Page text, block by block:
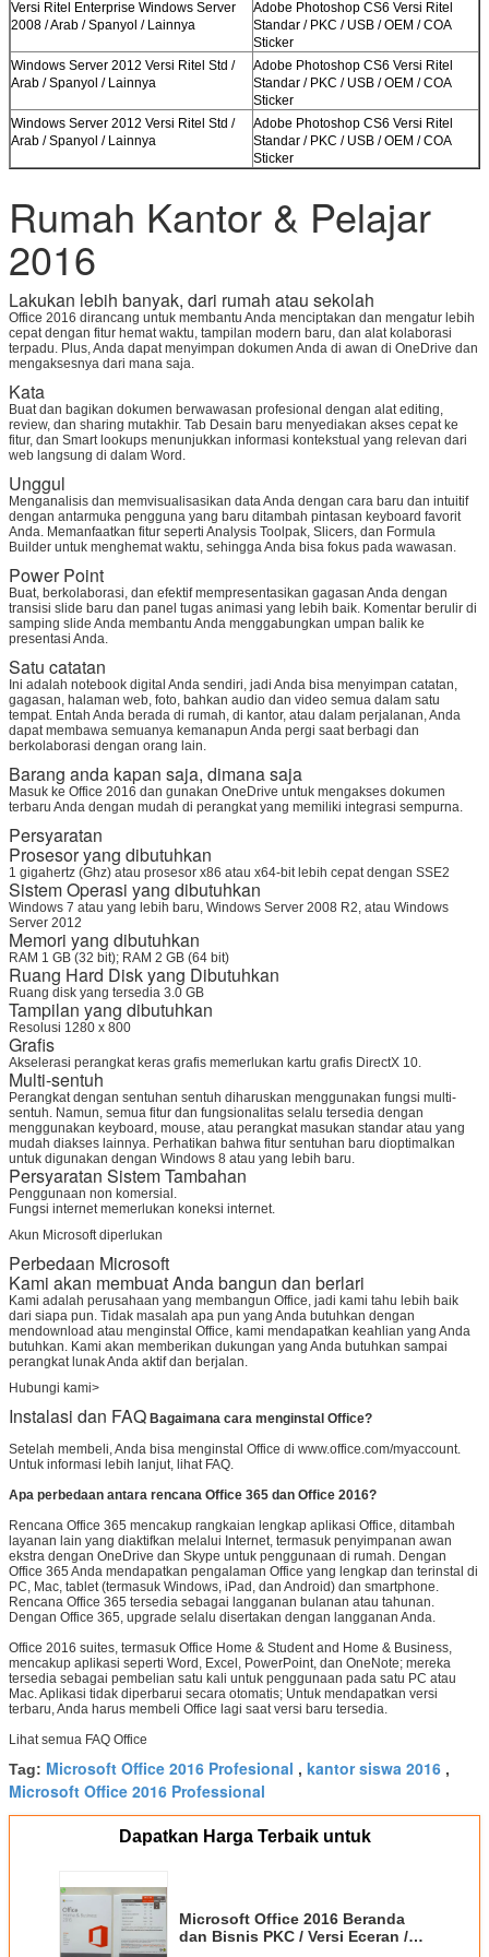
Versi Ritel Enterprise Windows Server
2008 / Arab / Spanyol / Lainnya
Adobe Photoshop CS6 Versi Ritel
Standar / PKC / USB / OEM / COA
Sticker
Windows Server 2012 Versi Ritel Std /
Arab / Spanyol / Lainnya
Adobe Photoshop CS6 Versi Ritel
Standar / PKC / USB / OEM / COA
Sticker
Windows Server 2012 Versi Ritel Std /
Arab / Spanyol / Lainnya
Adobe Photoshop CS6 Versi Ritel
Standar / PKC / USB / OEM / COA
Sticker
Rumah Kantor & Pelajar
2016
Lakukan lebih banyak, dari rumah atau sekolah
Office 2016 dirancang untuk membantu Anda menciptakan dan mengatur lebih
cepat dengan fitur hemat waktu, tampilan modern baru, dan alat kolaborasi
terpadu. Plus, Anda dapat menyimpan dokumen Anda di awan di OneDrive dan
mengaksesnya dari mana saja.
Kata
Buat dan bagikan dokumen berwawasan profesional dengan alat editing,
review, dan sharing mutakhir. Tab Desain baru menyediakan akses cepat ke
fitur, dan Smart lookups menunjukkan informasi kontekstual yang relevan dari
web langsung di dalam Word.
Unggul
Menganalisis dan memvisualisasikan data Anda dengan cara baru dan intuitif
dengan antarmuka pengguna yang baru ditambah pintasan keyboard favorit
Anda. Memanfaatkan fitur seperti Analysis Toolpak, Slicers, dan Formula
Builder untuk menghemat waktu, sehingga Anda bisa fokus pada wawasan.
Power Point
Buat, berkolaborasi, dan efektif mempresentasikan gagasan Anda dengan
transisi slide baru dan panel tugas animasi yang lebih baik. Komentar berulir di
samping slide Anda membantu Anda menggabungkan umpan balik ke
presentasi Anda.
Satu catatan
Ini adalah notebook digital Anda sendiri, jadi Anda bisa menyimpan catatan,
gagasan, halaman web, foto, bahkan audio dan video semua dalam satu
tempat. Entah Anda berada di rumah, di kantor, atau dalam perjalanan, Anda
dapat membawa semuanya kemanapun Anda pergi saat berbagi dan
berkolaborasi dengan orang lain.
Barang anda kapan saja, dimana saja
Masuk ke Office 2016 dan gunakan OneDrive untuk mengakses dokumen
terbaru Anda dengan mudah di perangkat yang memiliki integrasi sempurna.
Persyaratan
Prosesor yang dibutuhkan
1 gigahertz (Ghz) ​​atau prosesor x86 atau x64-bit lebih cepat dengan SSE2
Sistem Operasi yang dibutuhkan
Windows 7 atau yang lebih baru, Windows Server 2008 R2, atau Windows
Server 2012
Memori yang dibutuhkan
RAM 1 GB (32 bit); RAM 2 GB (64 bit)
Ruang Hard Disk yang Dibutuhkan
Ruang disk yang tersedia 3.0 GB
Tampilan yang dibutuhkan
Resolusi 1280 x 800
Grafis
Akselerasi perangkat keras grafis memerlukan kartu grafis DirectX 10.
Multi-sentuh
Perangkat dengan sentuhan sentuh diharuskan menggunakan fungsi multi-
sentuh. Namun, semua fitur dan fungsionalitas selalu tersedia dengan
menggunakan keyboard, mouse, atau perangkat masukan standar atau yang
mudah diakses lainnya. Perhatikan bahwa fitur sentuhan baru dioptimalkan
untuk digunakan dengan Windows 8 atau yang lebih baru.
Persyaratan Sistem Tambahan
Penggunaan non komersial.
Fungsi internet memerlukan koneksi internet.
Akun Microsoft diperlukan
Perbedaan Microsoft
Kami akan membuat Anda bangun dan berlari
Kami adalah perusahaan yang membangun Office, jadi kami tahu lebih baik
dari siapa pun. Tidak masalah apa pun yang Anda butuhkan dengan
mendownload atau menginstal Office, kami mendapatkan keahlian yang Anda
butuhkan. Kami akan memberikan dukungan yang Anda butuhkan sampai
perangkat lunak Anda aktif dan berjalan.
Hubungi kami>
Instalasi dan FAQ Bagaimana cara menginstal Office?
Setelah membeli, Anda bisa menginstal Office di www.office.com/myaccount.
Untuk informasi lebih lanjut, lihat FAQ.
Apa perbedaan antara rencana Office 365 dan Office 2016?
Rencana Office 365 mencakup rangkaian lengkap aplikasi Office, ditambah
layanan lain yang diaktifkan melalui Internet, termasuk penyimpanan awan
ekstra dengan OneDrive dan Skype untuk penggunaan di rumah. Dengan
Office 365 Anda mendapatkan pengalaman Office yang lengkap dan terinstal di
PC, Mac, tablet (termasuk Windows, iPad, dan Android) dan smartphone.
Rencana Office 365 tersedia sebagai langganan bulanan atau tahunan.
Dengan Office 365, upgrade selalu disertakan dengan langganan Anda.
Office 2016 suites, termasuk Office Home & Student and Home & Business,
mencakup aplikasi seperti Word, Excel, PowerPoint, dan OneNote; mereka
tersedia sebagai pembelian satu kali untuk penggunaan pada satu PC atau
Mac. Aplikasi tidak diperbarui secara otomatis; Untuk mendapatkan versi
terbaru, Anda harus membeli Office lagi saat versi baru tersedia.
Lihat semua FAQ Office
Tag: Microsoft Office 2016 Profesional , kantor siswa 2016 ,
Microsoft Office 2016 Professional
Dapatkan Harga Terbaik untuk
Microsoft Office 2016 Beranda
dan Bisnis PKC / Versi Eceran /